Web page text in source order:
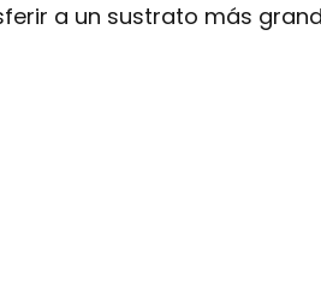
a un sustrato más